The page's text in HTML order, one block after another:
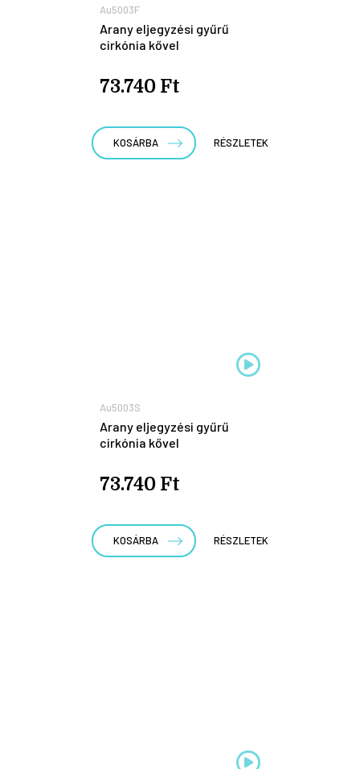
Au5003F
Arany eljegyzési gyűrű
cirkónia kővel
73.740 Ft
KOSÁRBA RÉSZLETEK
Au5003S
Arany eljegyzési gyűrű
cirkónia kővel
73.740 Ft
KOSÁRBA RÉSZLETEK